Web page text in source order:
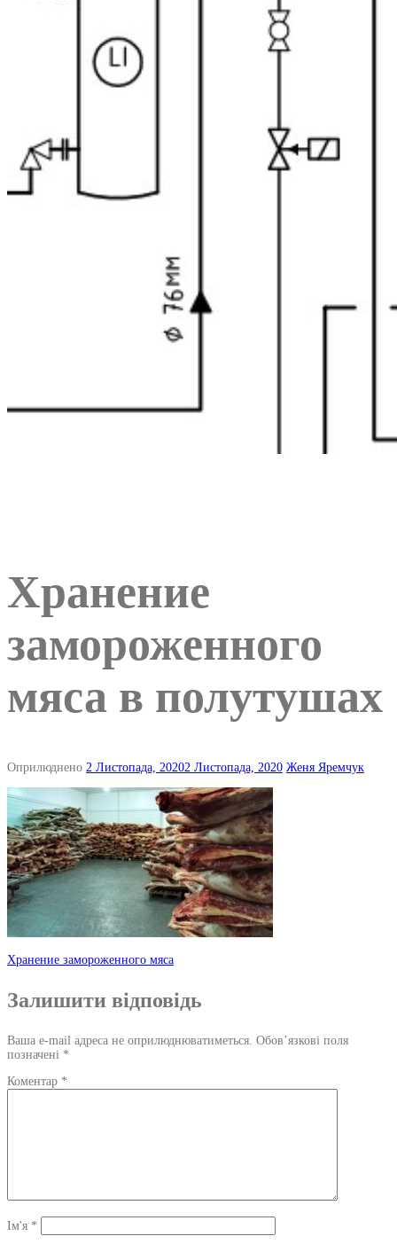
Хранение
замороженного
мяса в полутушах
Оприлюднено 2 Листопада, 20202 Листопада, 2020 Женя Яремчук
Навігація
по
запису
Хранение замороженного мяса
Залишити відповідь
Ваша e-mail адреса не оприлюднюватиметься. Обов’язкові поля
позначені *
Коментар *
Ім'я *